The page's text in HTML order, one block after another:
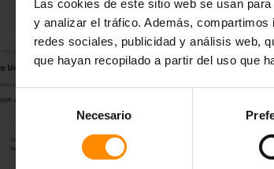
Las cookies de este sitio web se usan
y analizar el tráfico. Además,
redes sociales, publicidad y análisis web,
que hayan recopilado a partir del uso que
Selección
consentimiento
Necesario